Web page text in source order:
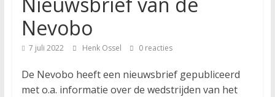
Nevobo
7 juli 2022 Henk Ossel 0 reacties
De Nevobo heeft een nieuwsbrief gepubliceerd
met o.a. informatie over de wedstrijden van het